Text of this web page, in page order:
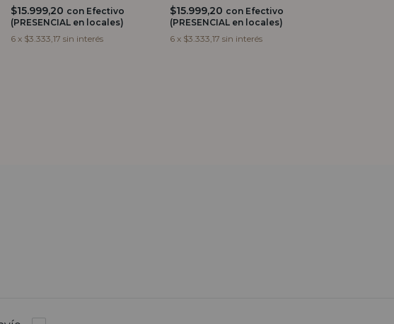
$15.999,20 con Efectivo
(PRESENCIAL en locales)
6 x $3.333,17 sin interés
$15.999,20 con Efectivo
(PRESENCIAL en locales)
6 x $3.333,17 sin interés